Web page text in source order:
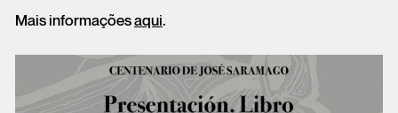
Mais informaçõesaqui.